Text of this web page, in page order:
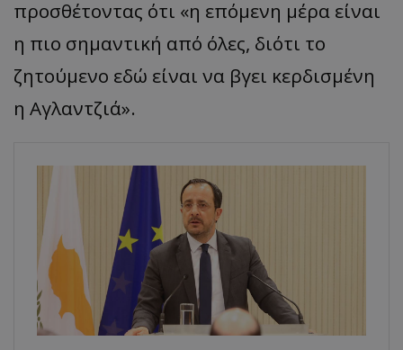
προσθέτοντας ότι «η επόμενη μέρα είναι
η πιο σημαντική από όλες, διότι το
ζητούμενο εδώ είναι να βγει κερδισμένη
η Αγλαντζιά».